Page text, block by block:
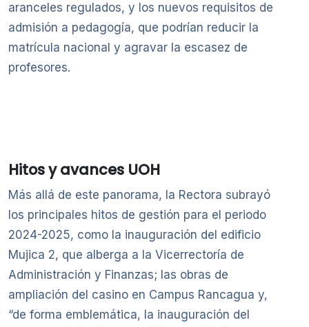
aranceles regulados, y los nuevos requisitos de
admisión a pedagogía, que podrían reducir la
matrícula nacional y agravar la escasez de
profesores.
Hitos y avances UOH
Más allá de este panorama, la Rectora subrayó
los principales hitos de gestión para el periodo
2024-2025, como la inauguración del edificio
Mujica 2, que alberga a la Vicerrectoría de
Administración y Finanzas; las obras de
ampliación del casino en Campus Rancagua y,
“de forma emblemática, la inauguración del